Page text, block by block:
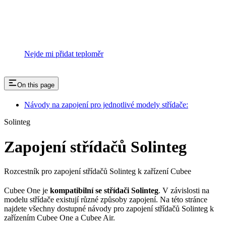
Nejde mi přidat teploměr
On this page
Návody na zapojení pro jednotlivé modely střídače:
Solinteg
Zapojení střídačů Solinteg
Rozcestník pro zapojení střídačů Solinteg k zařízení Cubee
Cubee One je kompatibilní se střídači Solinteg. V závislosti na
modelu střídače existují různé způsoby zapojení. Na této stránce
najdete všechny dostupné návody pro zapojení střídačů Solinteg k
zařízením Cubee One a Cubee Air.